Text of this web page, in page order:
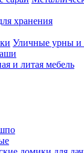
хранения
Уличные урны и
и литая мебель